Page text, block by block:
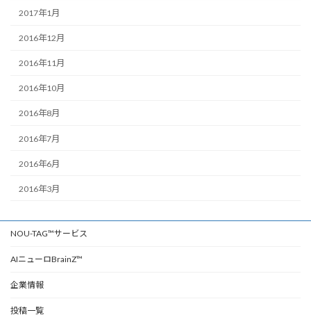
2017年1月
2016年12月
2016年11月
2016年10月
2016年8月
2016年7月
2016年6月
2016年3月
NOU-TAG™サービス
AIニューロBrainZ™
企業情報
投稿一覧